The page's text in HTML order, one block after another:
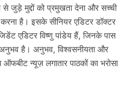
से जुड़े मुद्दों को प्रमुखता देना और सच्ची
है। इसके सीनियर एडिटर डॉक्टर
एडिटर विष्णु पांडेय हैं, जिनके पास
अनुभव है। अनुभव, विश्वसनीयता और
न्यूज़ लगातार पाठकों का भरोसा